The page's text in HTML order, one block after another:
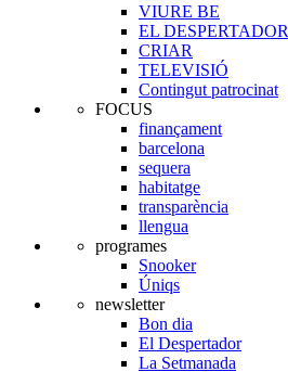
VIURE BE
EL DESPERTADOR
CRIAR
TELEVISIÓ
Contingut patrocinat
FOCUS
finançament
barcelona
sequera
habitatge
transparència
llengua
programes
Snooker
Úniqs
newsletter
Bon dia
El Despertador
La Setmanada